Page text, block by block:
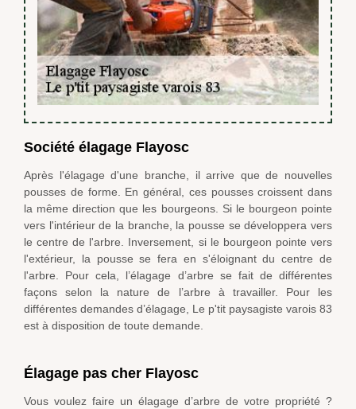
Société élagage Flayosc
Après l'élagage d'une branche, il arrive que de nouvelles
pousses de forme. En général, ces pousses croissent dans
la même direction que les bourgeons. Si le bourgeon pointe
vers l'intérieur de la branche, la pousse se développera vers
le centre de l'arbre. Inversement, si le bourgeon pointe vers
l'extérieur, la pousse se fera en s'éloignant du centre de
l'arbre. Pour cela, l’élagage d’arbre se fait de différentes
façons selon la nature de l’arbre à travailler. Pour les
différentes demandes d’élagage, Le p'tit paysagiste varois 83
est à disposition de toute demande.
Élagage pas cher Flayosc
Vous voulez faire un élagage d’arbre de votre propriété ?